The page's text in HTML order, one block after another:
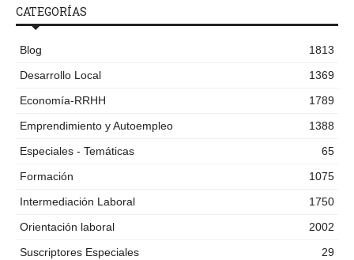
CATEGORÍAS
Blog
1813
Desarrollo Local
1369
Economía-RRHH
1789
Emprendimiento y Autoempleo
1388
Especiales - Temáticas
65
Formación
1075
Intermediación Laboral
1750
Orientación laboral
2002
Suscriptores Especiales
29